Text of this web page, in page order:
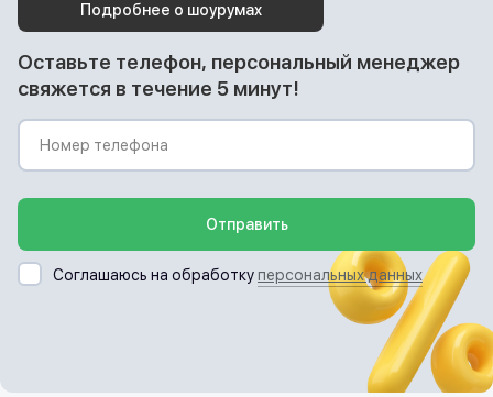
Подробнее о шоурумах
Оставьте телефон, персональный менеджер
свяжется в течение 5 минут!
Отправить
Соглашаюсь на обработкуперсональных данных